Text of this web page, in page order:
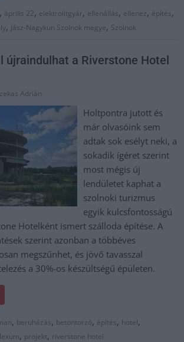
, április 22, elektrolitgyár, ellenállás, ellenez, építés,
, Jász-Nagykun Szolnok megye, Szolnok
újraindulhat a Riverstone Hotel
Adrián
Holtpontra jutott és
már olvasóink sem
adtak sok esélyt neki, a
sokadik ígéret szerint
most mégis új
lendületet kaphat a
szolnoki turizmus
egyik kulcsfontosságú
Hotelként ismert szálloda építése. A
szerint azonban a többéves
megszűnhet, és jövő tavasszal
a 30%-os készültségű épületen.
, beruházás, betontorzó, építés, hotel,
, projekt, riverstone hotel